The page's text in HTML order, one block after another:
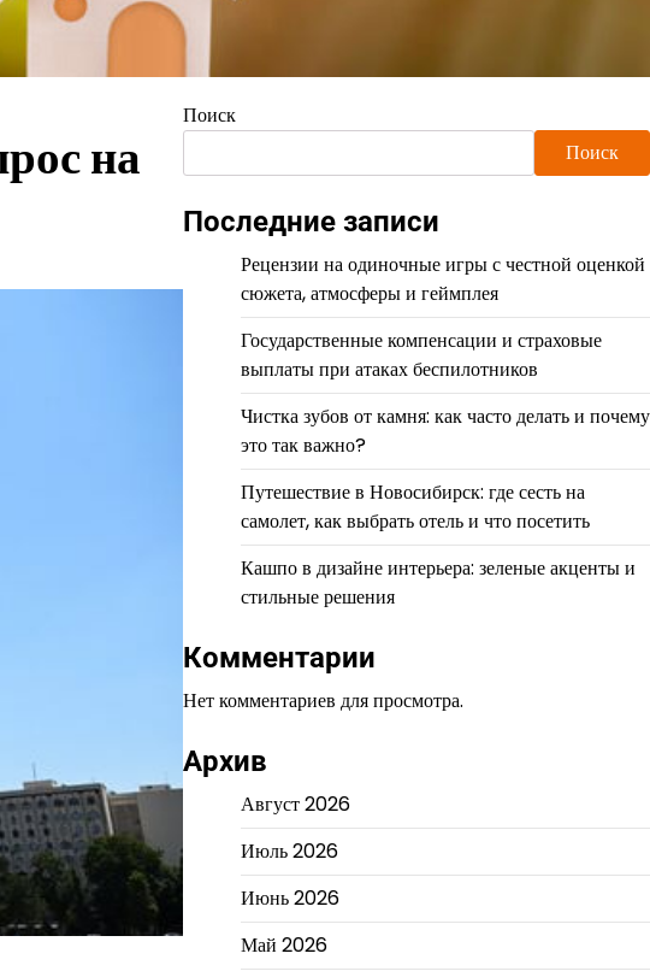
на
Поиск
Поиск
Последние записи
Рецензии на одиночные игры с честной оценкой
сюжета, атмосферы и геймплея
Государственные компенсации и страховые
выплаты при атаках беспилотников
Чистка зубов от камня: как часто делать и почему
это так важно?
Путешествие в Новосибирск: где сесть на
самолет, как выбрать отель и что посетить
Кашпо в дизайне интерьера: зеленые акценты и
стильные решения
Комментарии
Нет комментариев для просмотра.
Архив
Август 2026
Июль 2026
Июнь 2026
Май 2026